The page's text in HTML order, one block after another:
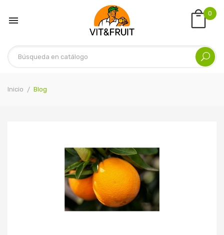

0
Inicio Blog